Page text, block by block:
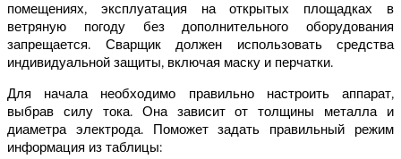
помещениях, эксплуатация на открытых площадках в
ветряную погоду без дополнительного оборудования
запрещается. Сварщик должен использовать средства
индивидуальной защиты, включая маску и перчатки.
Для начала необходимо правильно настроить аппарат,
выбрав силу тока. Она зависит от толщины металла и
диаметра электрода. Поможет задать правильный режим
информация из таблицы: